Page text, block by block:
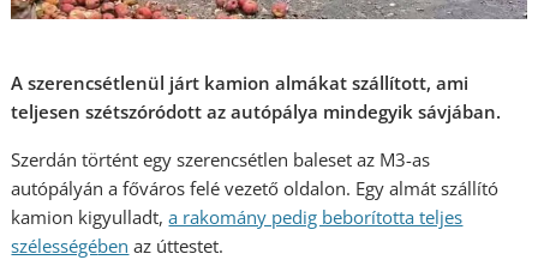
A szerencsétlenül járt kamion almákat szállított, ami
teljesen szétszóródott az autópálya mindegyik sávjában.
Szerdán történt egy szerencsétlen baleset az M3-as
autópályán a főváros felé vezető oldalon. Egy almát szállító
kamion kigyulladt,a rakomány pedig beborította teljes
szélességében az úttestet.